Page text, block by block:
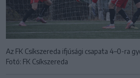
Az FK Csíkszereda ifjúsági csapata 4–0-ra
Fotó: FK Csíkszereda